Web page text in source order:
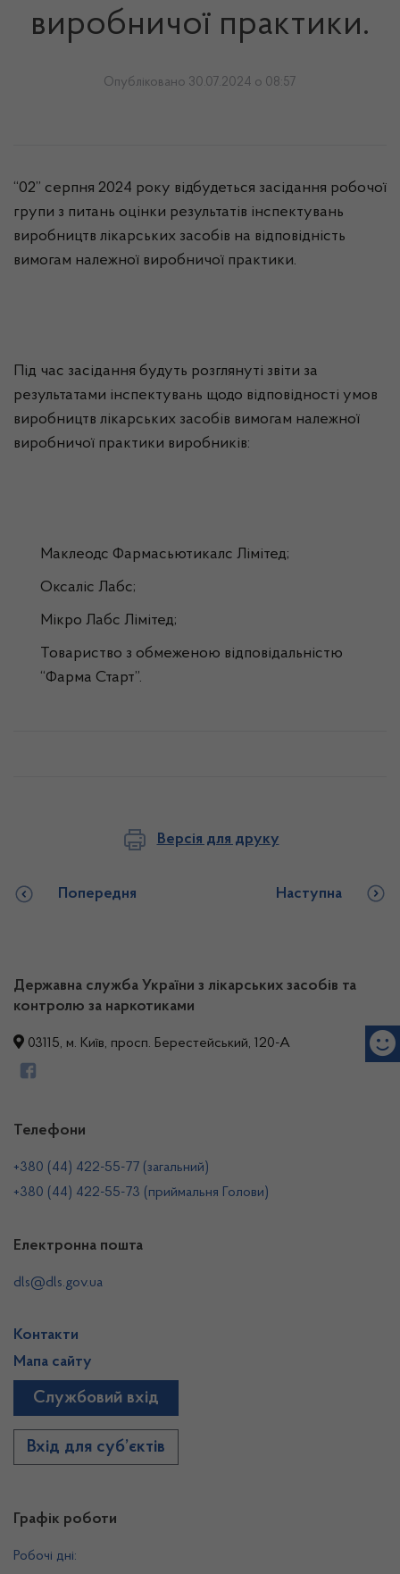
виробничої практики.
Опубліковано 30.07.2024 о 08:57
“02” серпня 2024 року відбудеться засідання робочої
групи з питань оцінки результатів інспектувань
виробництв лікарських засобів на відповідність
вимогам належної виробничої практики.
Під час засідання будуть розглянуті звіти за
результатами інспектувань щодо відповідності умов
виробництв лікарських засобів вимогам належної
виробничої практики виробників:
Маклеодс Фармасьютикалс Лімітед;
Оксаліс Лабс;
Мікро Лабс Лімітед;
Товариство з обмеженою відповідальністю
“Фарма Старт”.
Версія для друку
Попередня Наступна
Державна служба України з лікарських засобів та
контролю за наркотиками
03115, м. Київ, просп. Берестейський, 120-А
Графік роботи
Робочі дні:
Телефони
+380 (44) 422-55-77 (загальний)
+380 (44) 422-55-73 (приймальня Голови)
Електронна пошта
dls@dls.gov.ua
Контакти
Мапа сайту
Службовий вхід
Вхід для суб’єктів